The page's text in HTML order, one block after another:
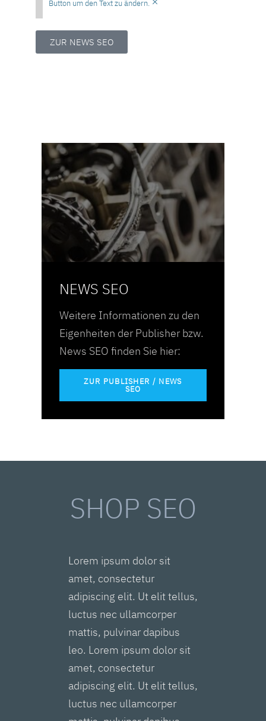
Button um den Text zu ändern.
ZUR NEWS SEO
NEWS SEO
Weitere Informationen zu den
Eigenheiten der Publisher bzw.
News SEO finden Sie hier:
ZUR PUBLISHER / NEWS
SEO
SHOP SEO
Lorem ipsum dolor sit
amet, consectetur
adipiscing elit. Ut elit tellus,
luctus nec ullamcorper
mattis, pulvinar dapibus
leo. Lorem ipsum dolor sit
amet, consectetur
adipiscing elit. Ut elit tellus,
luctus nec ullamcorper